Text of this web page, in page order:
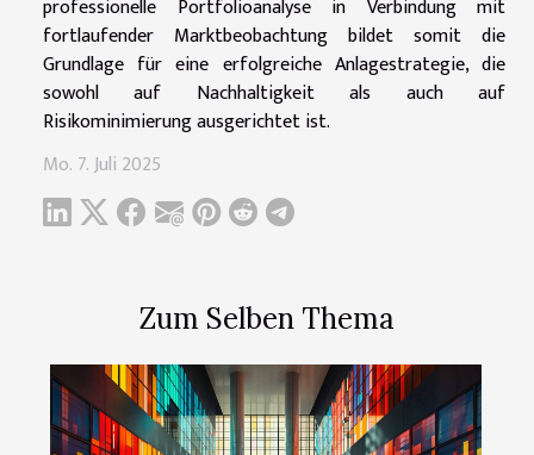
Zum Selben Thema
professionelle Portfolioanalyse in Verbindung mit
fortlaufender Marktbeobachtung bildet somit die
Grundlage für eine erfolgreiche Anlagestrategie, die
sowohl auf Nachhaltigkeit als auch auf
Risikominimierung ausgerichtet ist.
Mo. 7. Juli 2025